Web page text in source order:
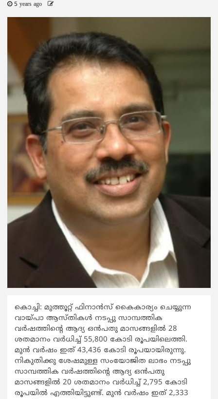
5 years ago
കൊച്ചി: മുത്തൂറ്റ് ഫിനാന്‍സ് കൈകാര്യം ചെയ്യുന്ന
വായ്പാ ആസ്തികള്‍ നടപ്പു സാമ്പത്തിക
വര്‍ഷത്തിന്‍റെ ആദ്യ ഒന്‍പതു മാസങ്ങളില്‍ 28
ശതമാനം വര്‍ധിച്ച് 55,800 കോടി രൂപയിലെത്തി.
മുന്‍ വര്‍ഷം ഇത് 43,436 കോടി രൂപയായിരുന്നു.
നികുതിക്കു ശേഷമുള്ള സംയോജിത ലാഭം നടപ്പു
സാമ്പത്തിക വര്‍ഷത്തിന്‍റെ ആദ്യ ഒന്‍പതു
മാസങ്ങളില്‍ 20 ശതമാനം വര്‍ധിച്ച് 2,795 കോടി
രൂപയില്‍ എത്തിയിട്ടുണ്ട്. മുന്‍ വര്‍ഷം ഇത് 2,333